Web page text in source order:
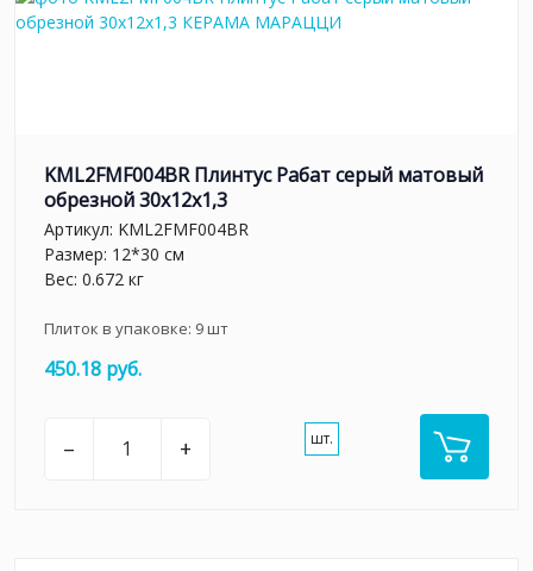
KML2FMF004BR Плинтус Рабат серый матовый
обрезной 30x12x1,3
Артикул: KML2FMF004BR
Размер: 12*30 см
Вес: 0.672 кг
Плиток в упаковке: 9шт
450.18 руб.
– + шт.